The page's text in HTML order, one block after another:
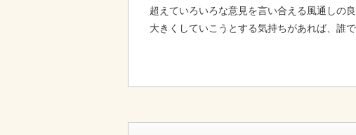
超えていろいろな意見を言い合える風通しの
大きくしていこうとする気持ちがあれば、誰